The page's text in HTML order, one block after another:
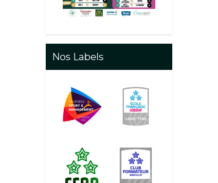
Nos Labels